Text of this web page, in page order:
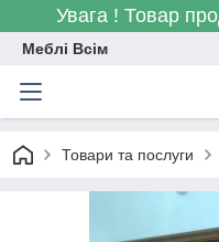
Увага ! Товар
Меблі Всім
Товари та послуги